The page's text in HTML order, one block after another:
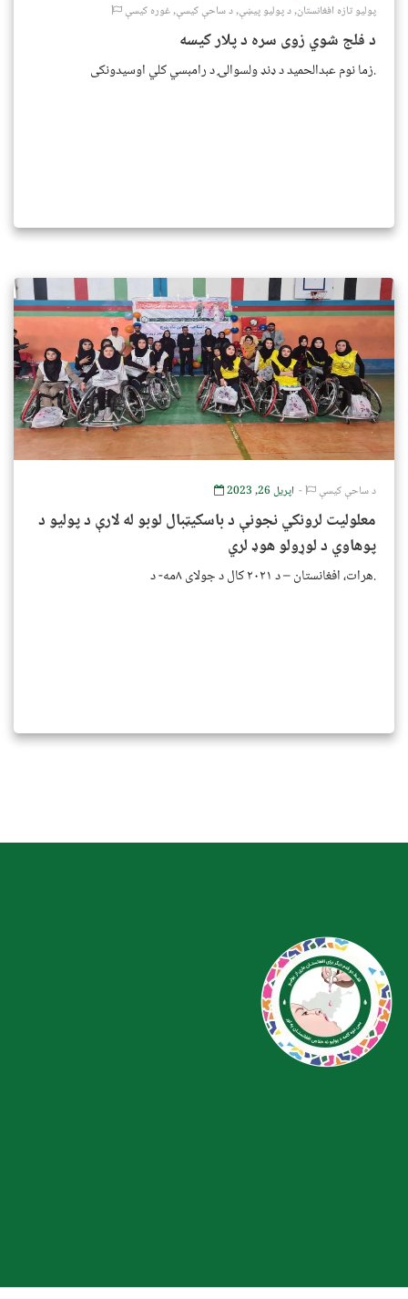
پولیو تازه افغانستان,د پولیو پیښې,د ساحې کیسې,غوره کیسې
د فلج شوي زوی سره د پلار کیسه
زما نوم عبدالحمید د ډنډ ولسوالۍ د رامبسي کلي اوسیدونکی.
اپریل 26, 2023 د ساحې کیسې
معلولیت لرونکي نجونې د باسکیټبال لوبو له لارې د پولیو د
پوهاوي د لوړولو هوډ لري
هرات، افغانستان – د ۲۰۲۱ کال د جولای ۸مه- د.